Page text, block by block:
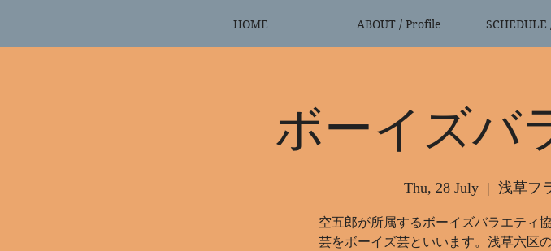
HOME ABOUT / Profile
ボーイズバ
Thu, 28 July
  |
浅草フ
空五郎が所属するボーイズバラエティ
芸をボーイズ芸といいます。浅草六区